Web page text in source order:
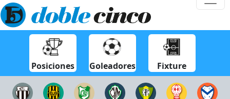
Posiciones Goleadores Fixture